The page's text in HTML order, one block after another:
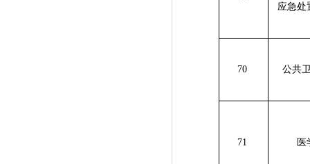
应急处
70 公共
71 医